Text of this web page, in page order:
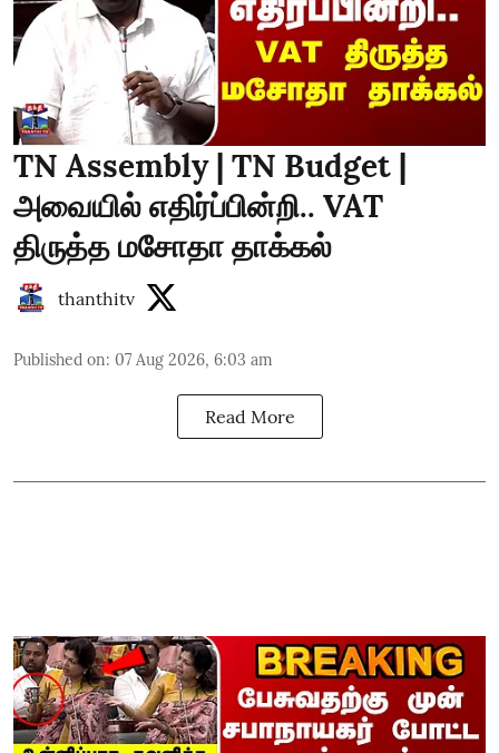
TN Assembly | TN Budget |
அவையில் எதிர்ப்பின்றி.. VAT
திருத்த மசோதா தாக்கல்
thanthitv
Published on: 07 Aug 2026, 6:03 am
Read More